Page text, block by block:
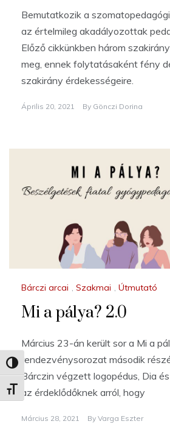
Nagy kontraszt váltása
Betűméret váltása
Bemutatkozik a
az értelmileg akadályozottak
Előző cikkünkben három
meg, ennek folytatásaként fény
szakirány érdekességeire.
Április 20, 2021 By Gönczi Dorina
Bárczi arcai , Szakmai , Útmutató
Mi a pálya? 2.0
Március 23-án került sor a Mi a
rendezvénysorozat második
Bárczin végzett logopédus, Dia
az érdeklődőknek arról, hogy
Március 28, 2021 By Varga Eszter